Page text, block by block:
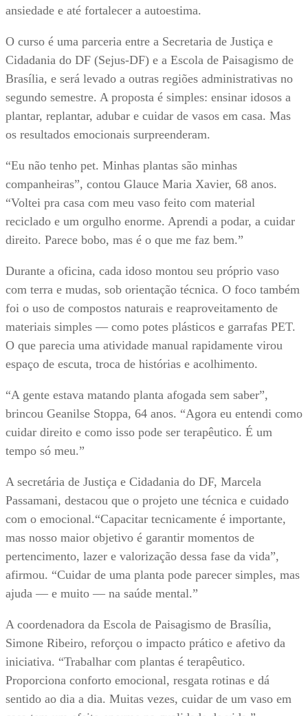
ansiedade e até fortalecer a autoestima.
O curso é uma parceria entre a Secretaria de Justiça e
Cidadania do DF (Sejus-DF) e a Escola de Paisagismo de
Brasília, e será levado a outras regiões administrativas no
segundo semestre. A proposta é simples: ensinar idosos a
plantar, replantar, adubar e cuidar de vasos em casa. Mas
os resultados emocionais surpreenderam.
“Eu não tenho pet. Minhas plantas são minhas
companheiras”, contou Glauce Maria Xavier, 68 anos.
“Voltei pra casa com meu vaso feito com material
reciclado e um orgulho enorme. Aprendi a podar, a cuidar
direito. Parece bobo, mas é o que me faz bem.”
Durante a oficina, cada idoso montou seu próprio vaso
com terra e mudas, sob orientação técnica. O foco também
foi o uso de compostos naturais e reaproveitamento de
materiais simples — como potes plásticos e garrafas PET.
O que parecia uma atividade manual rapidamente virou
espaço de escuta, troca de histórias e acolhimento.
“A gente estava matando planta afogada sem saber”,
brincou Geanilse Stoppa, 64 anos. “Agora eu entendi como
cuidar direito e como isso pode ser terapêutico. É um
tempo só meu.”
A secretária de Justiça e Cidadania do DF, Marcela
Passamani, destacou que o projeto une técnica e cuidado
com o emocional.“Capacitar tecnicamente é importante,
mas nosso maior objetivo é garantir momentos de
pertencimento, lazer e valorização dessa fase da vida”,
afirmou. “Cuidar de uma planta pode parecer simples, mas
ajuda — e muito — na saúde mental.”
A coordenadora da Escola de Paisagismo de Brasília,
Simone Ribeiro, reforçou o impacto prático e afetivo da
iniciativa. “Trabalhar com plantas é terapêutico.
Proporciona conforto emocional, resgata rotinas e dá
sentido ao dia a dia. Muitas vezes, cuidar de um vaso em